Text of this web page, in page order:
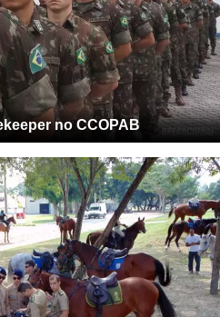
no CCOPAB